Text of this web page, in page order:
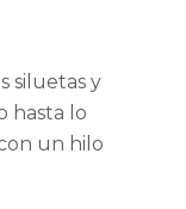
siluetas y
hasta lo
un hilo